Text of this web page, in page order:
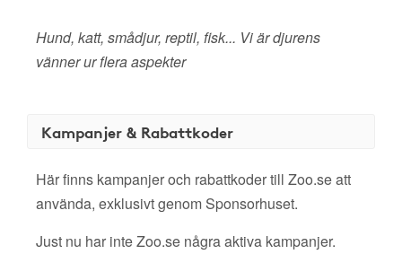
Hund, katt, smådjur, reptil, fisk... Vi är djurens
vänner ur flera aspekter
Kampanjer & Rabattkoder
Här finns kampanjer och rabattkoder till Zoo.se att
använda, exklusivt genom Sponsorhuset.
Just nu har inte Zoo.se några aktiva kampanjer.